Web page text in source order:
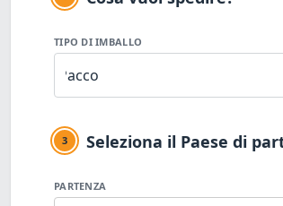
TIPO DI IMBALLO
3 Seleziona il Paese di
PARTENZA